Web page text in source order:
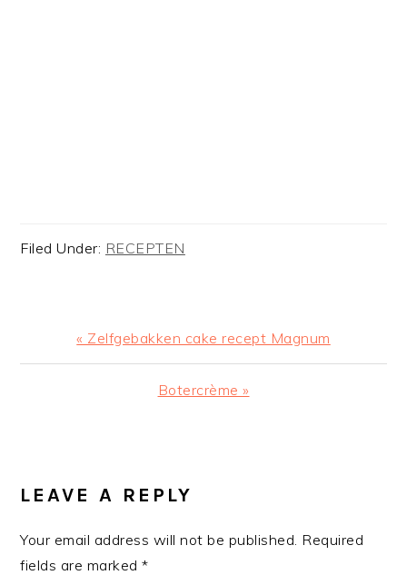
Filed Under: RECEPTEN
Previous
Post:
« Zelfgebakken cake recept Magnum
Next
Botercrème »
INTERACTIONS
LEAVE A REPLY
Your email address will not be published. Required
fields are marked*